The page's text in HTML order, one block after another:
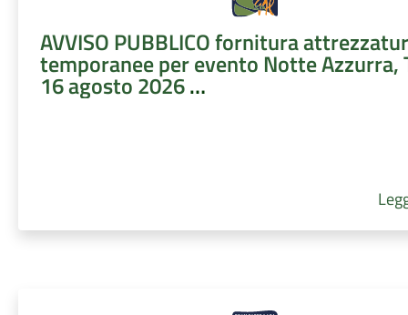
AVVISO PUBBLICO fornitura
temporanee per evento Notte Azzurra,
16 agosto 2026